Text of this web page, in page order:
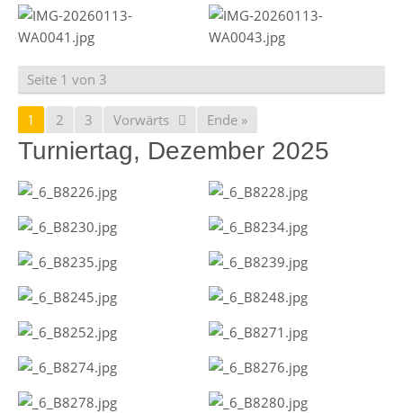
Seite 1 von 3
1 2 3 Vorwärts Ende »
Turniertag, Dezember 2025